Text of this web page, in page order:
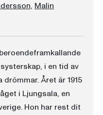
, Malin
i en tid av
Året är 1915
i Ljungsala, en
Hon har rest dit